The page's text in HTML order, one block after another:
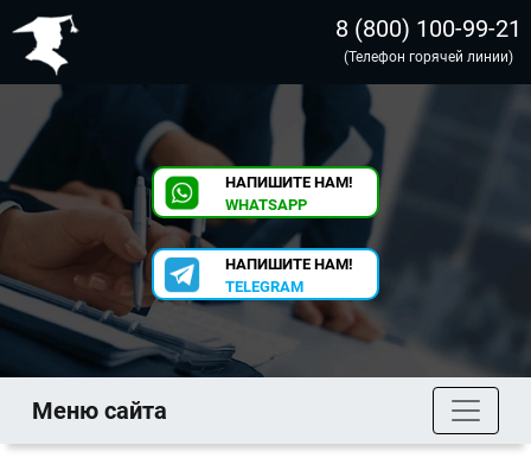
8 (800) 100-99-21
(Телефон горячей линии)
НАПИШИТЕ НАМ!
WHATSAPP
НАПИШИТЕ НАМ!
TELEGRAM
Меню сайта